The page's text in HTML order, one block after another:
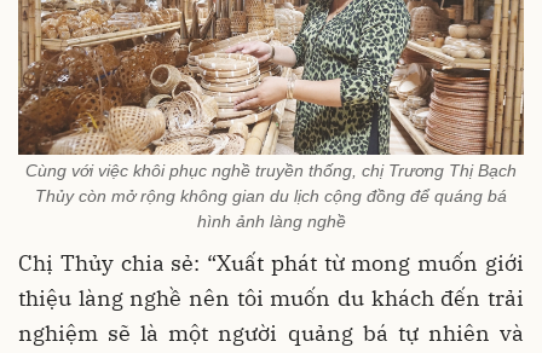
Cùng với việc khôi phục nghề truyền thống, chị Trương Thị Bạch
Thủy còn mở rộng không gian du lịch cộng đồng để quáng bá
hình ảnh làng nghề
Chị Thủy chia sẻ: “Xuất phát từ mong muốn giới
thiệu làng nghề nên tôi muốn du khách đến trải
nghiệm sẽ là một người quảng bá tự nhiên và